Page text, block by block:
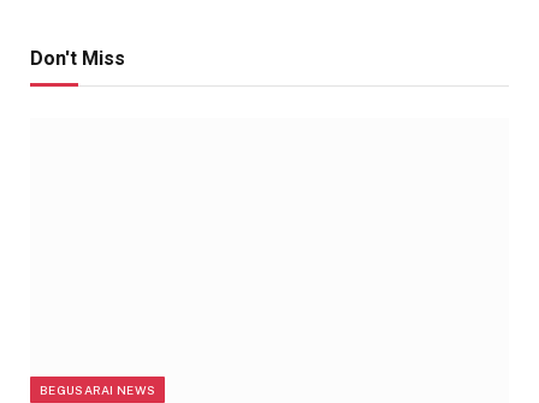
Don't Miss
BEGUSARAI NEWS